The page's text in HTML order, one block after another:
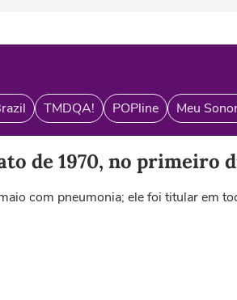
TMDQA! POPline Meu
de 1970, no primeiro
com pneumonia; ele foi titular em